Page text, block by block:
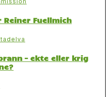
Fuellmich
– ekte eller krig